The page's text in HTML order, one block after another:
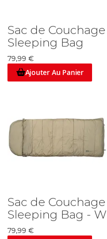
Sac de Couchage
Sleeping Bag
79,99 €
Ajouter Au Panier
Sac de Couchage
Sleeping Bag -
79,99 €